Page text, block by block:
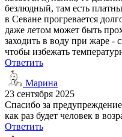
безлюдный, там есть
в Севане прогревается
даже летом может быть
заходить в воду при жаре -
чтобы избежать
Ответить
Марина
23 сентября 2025
Спасибо за
как раз будет человек в
Ответить